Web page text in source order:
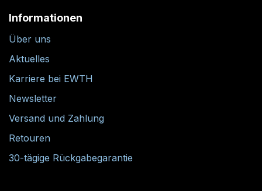
Informationen
Über uns
Aktuelles
Karriere bei EWTH
Newsletter
Versand und Zahlung
Retouren
30-tägige Rückgabegarantie